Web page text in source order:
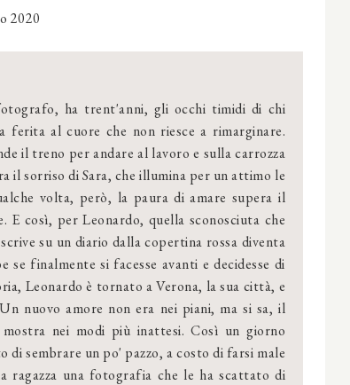
2020
ha trent'anni, gli occhi timidi di chi
ferita al cuore che non riesce a rimarginare.
il treno per andare al lavoro e sulla carrozza
il sorriso di Sara, che illumina per un attimo le
volta, però, la paura di amare supera il
E così, per Leonardo, quella sconosciuta che
su un diario dalla copertina rossa diventa
se finalmente si facesse avanti e decidesse di
Leonardo è tornato a Verona, la sua città, e
nuovo amore non era nei piani, ma si sa, il
nei modi più inattesi. Così un giorno
di sembrare un po' pazzo, a costo di farsi male
ragazza una fotografia che le ha scattato di